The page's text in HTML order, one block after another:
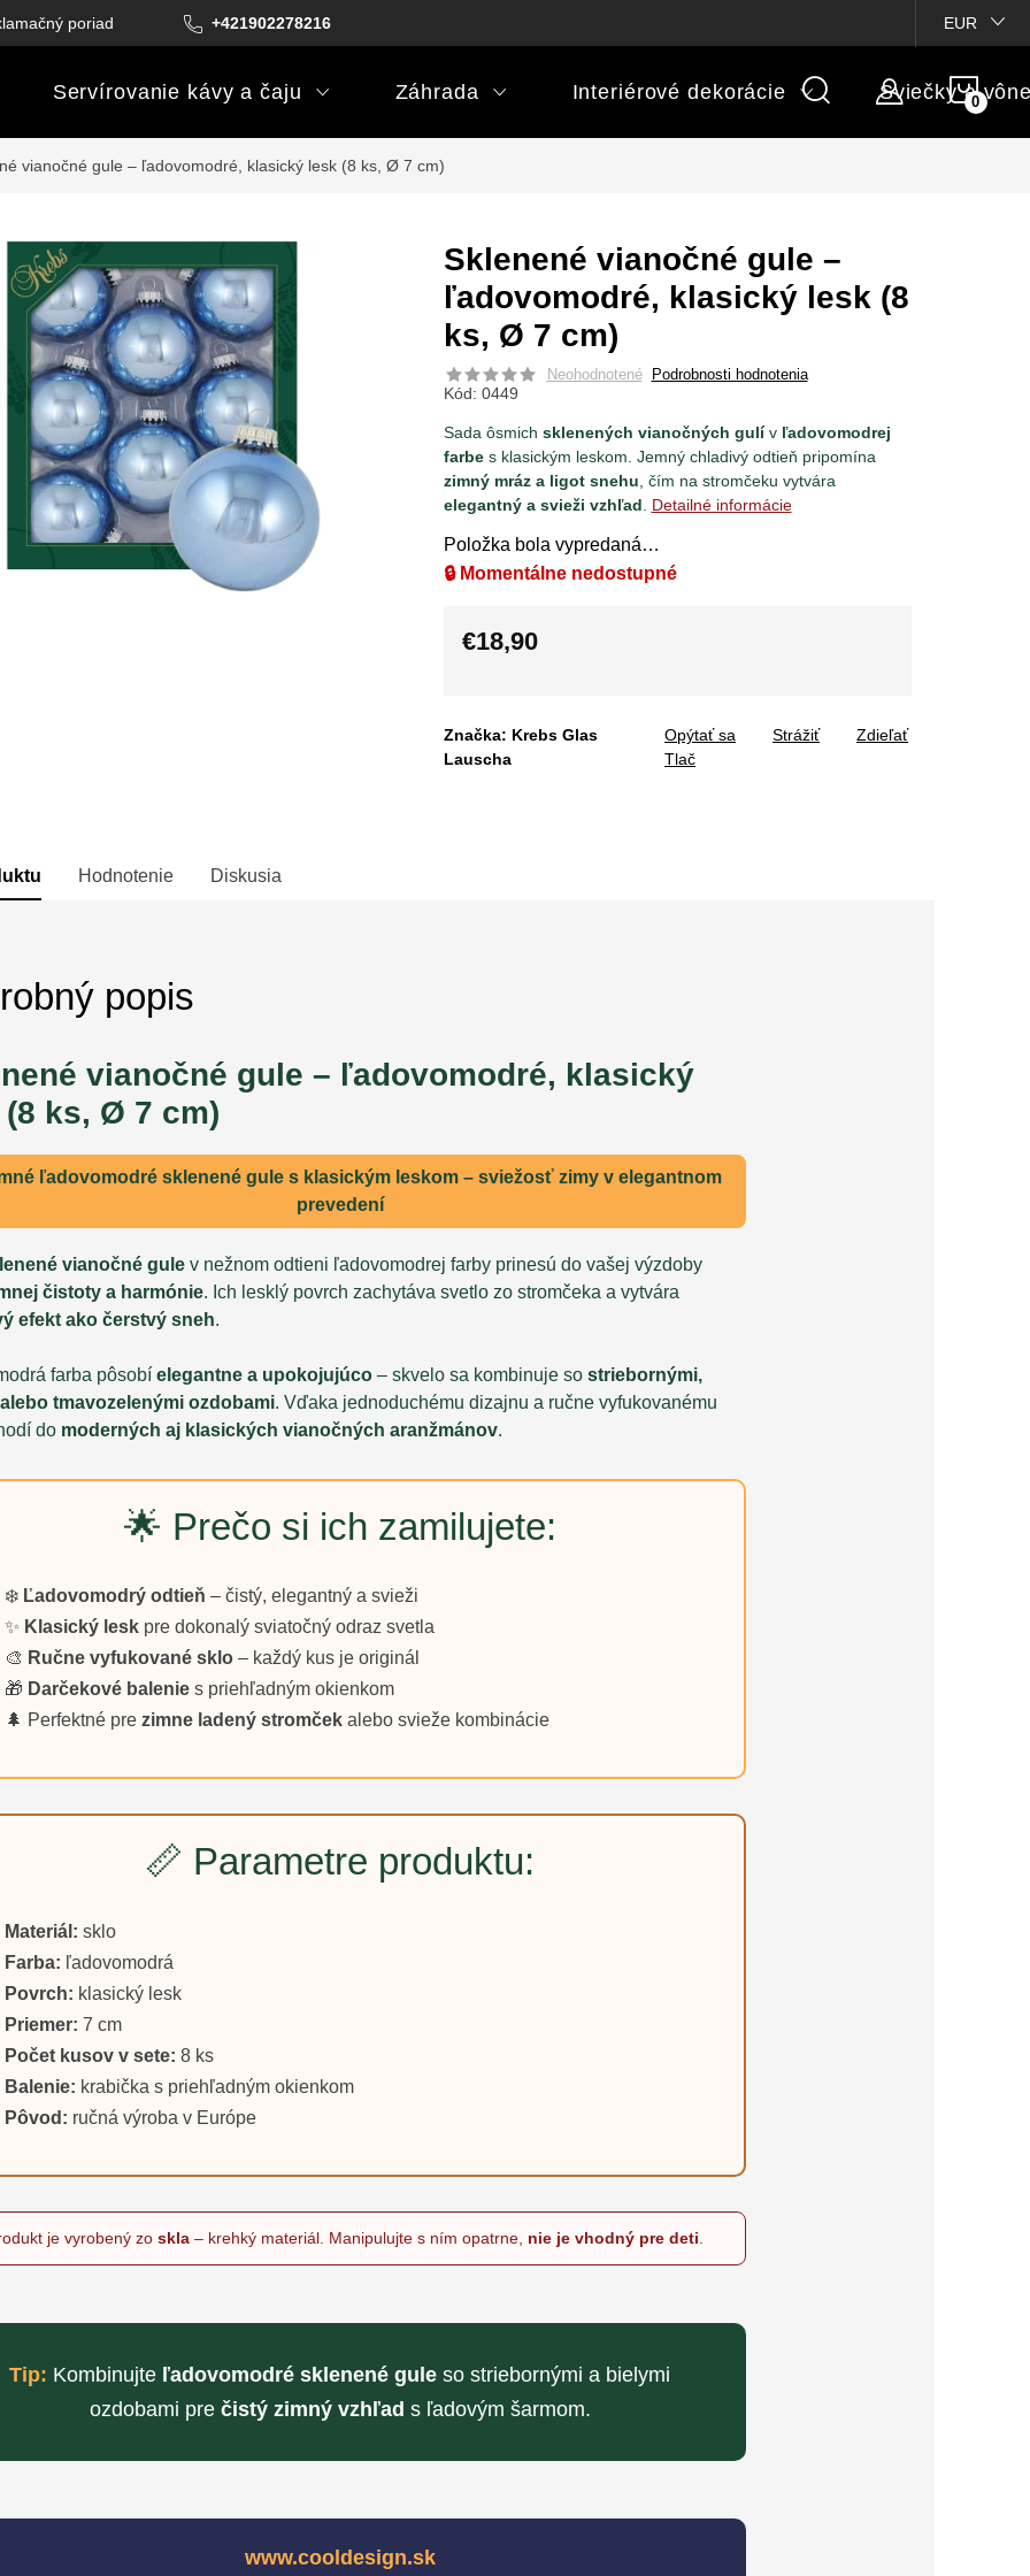
+421902278216
poriadok Podmienky darčekových poukazov Vlastné popisy produktov
EUR
Servírovanie kávy a čaju Záhrada Interiérové dekorácie Sviečky a
vianočné gule – ľadovomodré, klasický lesk (8 ks, Ø 7 cm)
Sklenené vianočné gule –
ľadovomodré, klasický lesk (8
ks, Ø 7 cm)
Neohodnotené Podrobnosti hodnotenia
Kód: 0449
Sada ôsmich sklenených vianočných gulív ľadovomodrej
farbes klasickým leskom. Jemný chladivý odtieň pripomína
zimný mráz a ligot snehu , čím na stromčeku vytvára
elegantný a svieži vzhľad
Detailné informácie
Položka bola vypredaná…
🔒 Momentálne nedostupné
€18,90
Značka: Krebs Glas
Lauscha
Tlač
Opýtať sa Strážiť Zdieľať
Hodnotenie Diskusia
popis
vianočné gule – ľadovomodré, klasický
ks, Ø 7 cm)
ľadovomodré sklenené gule s klasickým leskom – sviežosť zimy v elegantnom
prevedení
vianočné gule v nežnom odtieni ľadovomodrej farby prinesú do vašej výzdoby
čistoty a harmónie. Ich lesklý povrch zachytáva svetlo zo stromčeka a vytvára
efekt ako čerstvý sneh.
farba pôsobí elegantne a upokojujúco – skvelo sa kombinuje so striebornými,
tmavozelenými ozdobami. Vďaka jednoduchému dizajnu a ručne vyfukovanému
do moderných aj klasických vianočných aranžmánov.
🌟 Prečo si ich zamilujete:
❄️ Ľadovomodrý odtieň – čistý, elegantný a svieži
✨ Klasický lesk pre dokonalý sviatočný odraz svetla
🎨 Ručne vyfukované sklo – každý kus je originál
🎁 Darčekové balenie s priehľadným okienkom
🌲 Perfektné pre zimne ladený stromček alebo svieže kombinácie
📏 Parametre produktu:
Materiál: sklo
Farba: ľadovomodrá
Povrch: klasický lesk
Priemer: 7 cm
Počet kusov v sete: 8 ks
Balenie: krabička s priehľadným okienkom
Pôvod: ručná výroba v Európe
je vyrobený zo skla – krehký materiál. Manipulujte s ním opatrne, nie je vhodný pre deti
Tip: Kombinujte ľadovomodré sklenené gule so striebornými a bielymi
ozdobami pre čistý zimný vzhľad s ľadovým šarmom.
www.cooldesign.sk